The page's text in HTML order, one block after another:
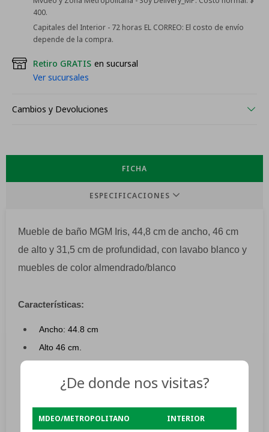
400.
Capitales del Interior - 72 horas EL CORREO: El costo de envío
depende de la compra.
Retiro GRATIS en sucursal
Ver sucursales
Cambios y Devoluciones
FICHA
ESPECIFICACIONES
Mueble de baño MGM Iris, 44,8 cm de ancho, 46 cm
de alto y 31,5 cm de profundidad, con lavabo blanco y
muebles de color almendrado/blanco
Características:
Ancho: 44.8 cm
Alto 46 cm.
Color de la bacha: Blanco
Tiene un espejo.
¿De donde nos visitas?
MDEO/METROPOLITANO INTERIOR